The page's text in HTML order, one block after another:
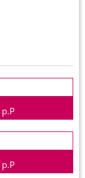
p.P
p.P